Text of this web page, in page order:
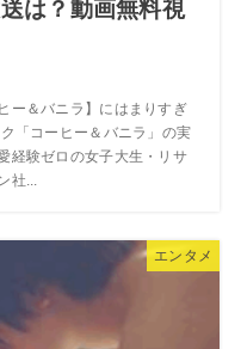
は？動画無料視
ー＆バニラ】にはまりすぎ
「コーヒー＆バニラ」の実
経験ゼロの女子大生・リサ
社...
エンタメ